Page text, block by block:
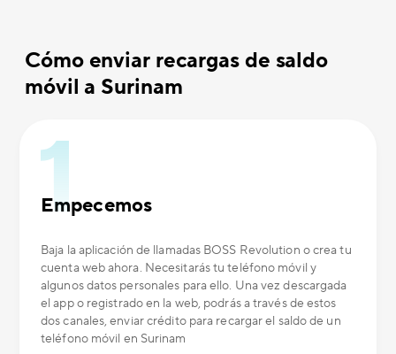
Cómo enviar recargas de saldo
móvil a Surinam
Empecemos
Baja la aplicación de llamadas BOSS Revolution o crea tu
cuenta web ahora. Necesitarás tu teléfono móvil y
algunos datos personales para ello. Una vez descargada
el app o registrado en la web, podrás a través de estos
dos canales, enviar crédito para recargar el saldo de un
teléfono móvil en Surinam